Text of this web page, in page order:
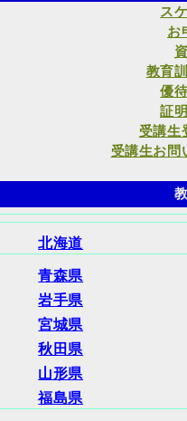
ス
お
教育
優
証
受講生
受講生お問
北海道
青森県
岩手県
宮城県
秋田県
山形県
福島県